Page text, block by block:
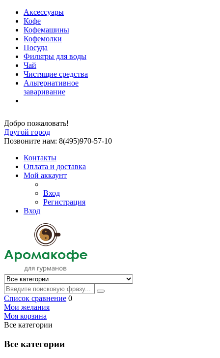
Аксессуары
Кофе
Кофемашины
Кофемолки
Посуда
Фильтры для воды
Чай
Чистящие средства
Альтернативное
заваривание
Добро пожаловать!
Другой город
Позвоните нам: 8(495)970-57-10
Контакты
Оплата и доставка
Мой аккаунт
Вход
Регистрация
Вход
Список сравнение 0
Мои желания
Моя корзина
Все категории
Все категории